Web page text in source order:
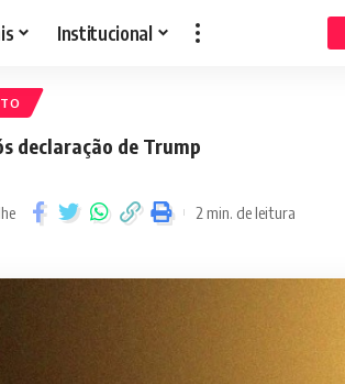
Institucional
declaração de Trump
2 min. de leitura